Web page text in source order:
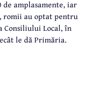
de amplasamente, iar
romii au optat pentru
Consiliului Local, în
le dă Primăria.